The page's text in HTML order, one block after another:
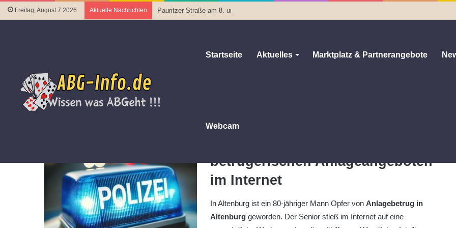
Freitag, August 7 2026 Aktuelle Nachrichten Pauritzer Straße am 8. und 9. August gesperrt
Startseite Aktuelles Marktplatz & Partnerangebote
Webcam
Polizeiberichte Anlagebetrug in Altenburg: 80-Jähriger verliert hohe Geldsumme
Anlagebetrug in Altenburg: 80-Jähriger verliert hohe Geldsumme
betrügerischen Anlageangeboten
im Internet
In Altenburg ist ein 80-jähriger Mann Opfer vonAnlagebetrug in
Altenburg geworden. Der Senior stieß im Internet auf eine